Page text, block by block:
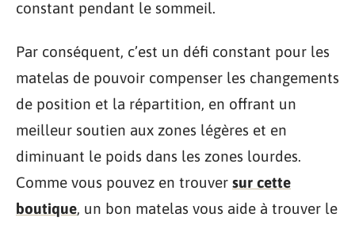
constant pendant le sommeil.
Par conséquent, c’est un défi constant pour les
matelas de pouvoir compenser les changements
de position et la répartition, en offrant un
meilleur soutien aux zones légères et en
diminuant le poids dans les zones lourdes.
Comme vous pouvez en trouver sur cette
boutique, un bon matelas vous aide à trouver le